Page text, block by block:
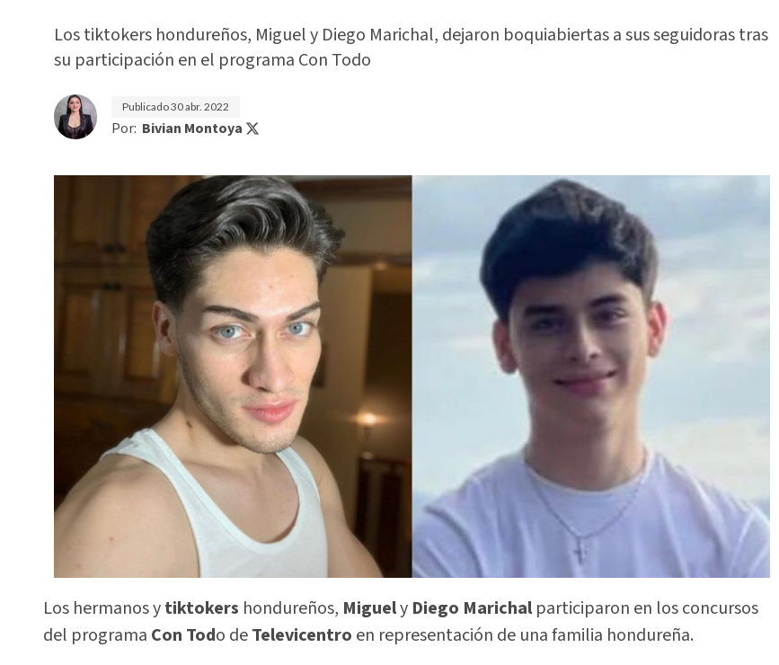
Los tiktokers hondureños, Miguel y Diego Marichal, dejaron boquiabiertas a sus seguidoras tras
su participación en el programa Con Todo
Publicado30 abr. 2022
Por: Bivian Montoya
Los hermanos ytiktokers hondureños, Miguely Diego Marichalparticiparon en los concursos
del programa Con Todo deTelevicentro en representación de una familia hondureña.